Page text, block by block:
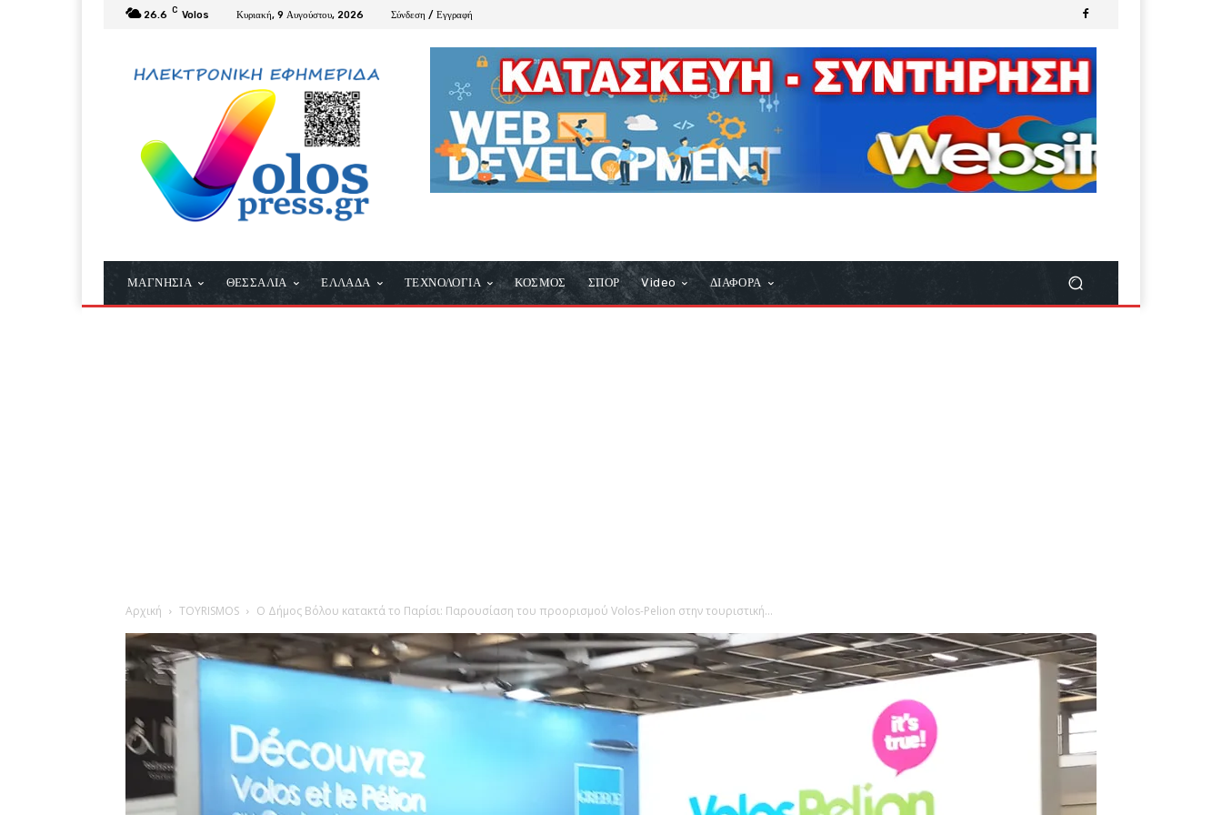
26.6 C Volos Κυριακή, 9 Αυγούστου, 2026 Σύνδεση / Εγγραφή
ΜΑΓΝΗΣΙΑ ΘΕΣΣΑΛΙΑ ΕΛΛΑΔΑ ΤΕΧΝΟΛΟΓΙΑ ΚΟΣΜΟΣ ΣΠΟΡ Video ΔΙΑΦΟΡΑ
Αρχική TOYRISMOS Ο Δήμος Βόλου κατακτά το Παρίσι: Παρουσίαση του προορισμού Volos-Pelion στην τουριστική...